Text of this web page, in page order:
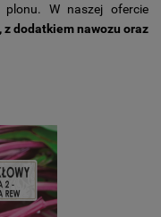
W naszej ofercie
, z dodatkiem nawozu oraz